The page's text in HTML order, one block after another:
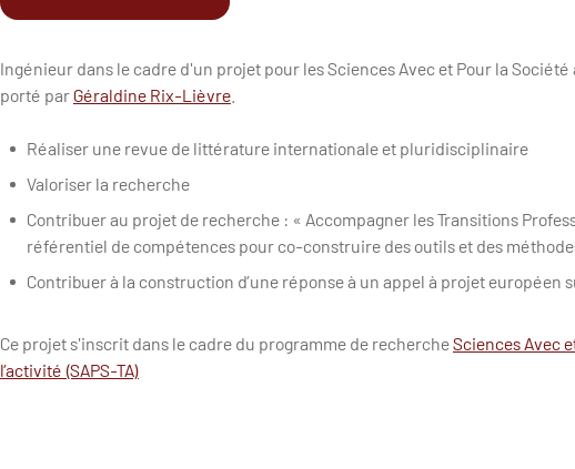
Ingénieur dans le cadre d'un projet pour les Sciences Avec et Pour la Société
porté parGéraldine Rix-Lièvre.
Réaliser une revue de littérature internationale et pluridisciplinaire
Valoriser la recherche
Contribuer au projet de recherche : « Accompagner les Transitions
référentiel de compétences pour co-construire des outils et des
Contribuer à la construction d’une réponse à un appel à projet européen
Ce projet s'inscrit dans le cadre du programme de rechercheSciences Avec
l’activité (SAPS-TA)